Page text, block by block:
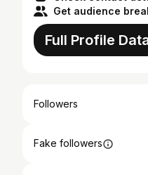
Get audience
Full Profile
Followers
Fake followers